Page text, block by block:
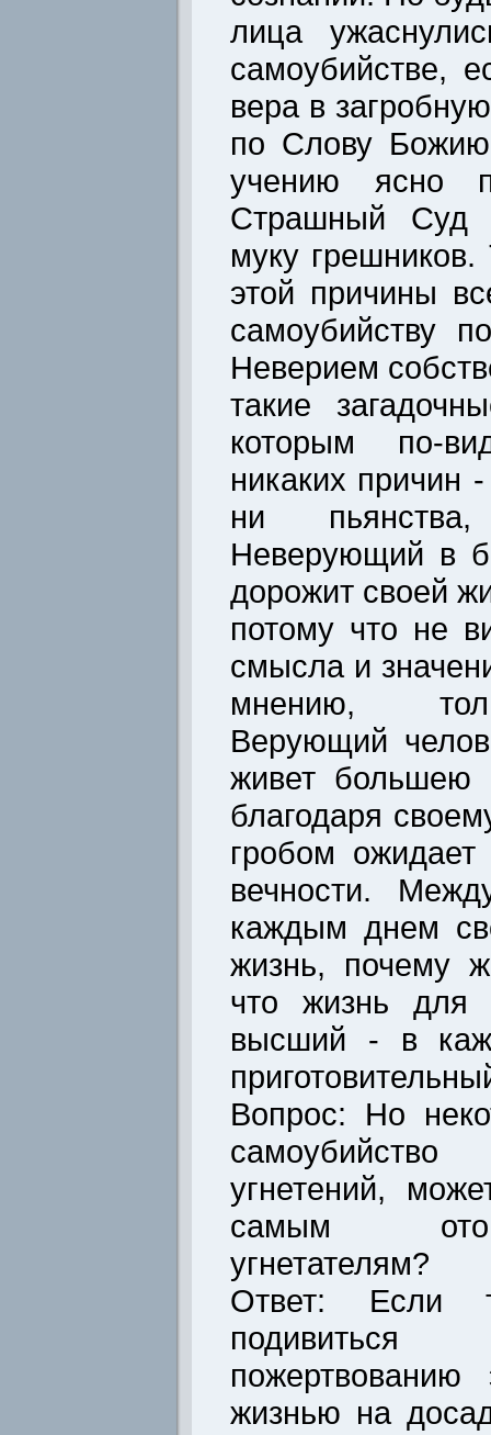
лица
самоубийстве,
вера в
по Слову Божию
учению ясно
Страшный Суд
муку
этой причины
самоубийству
Неверием
такие
которым по-
никаких причин
ни
Неверующий в
дорожит своей
потому что не
смысла и
мнению,
Верующий
живет большею
благодаря
гробом
вечности.
каждым днем
жизнь, почему
что жизнь для
высший - в
Вопрос: Но
угнетений,
самым
угнетателям?
Ответ: Если
жизнью на